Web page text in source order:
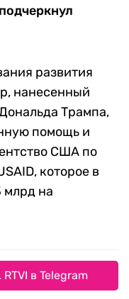
развития
нанесенный
Трампа,
помощь и
США по
которое в
млрд на
в Telegram